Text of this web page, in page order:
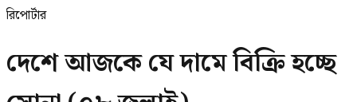
রিপোর্টার
দেশে আজকে যে দামে বিক্রি হচ্ছে